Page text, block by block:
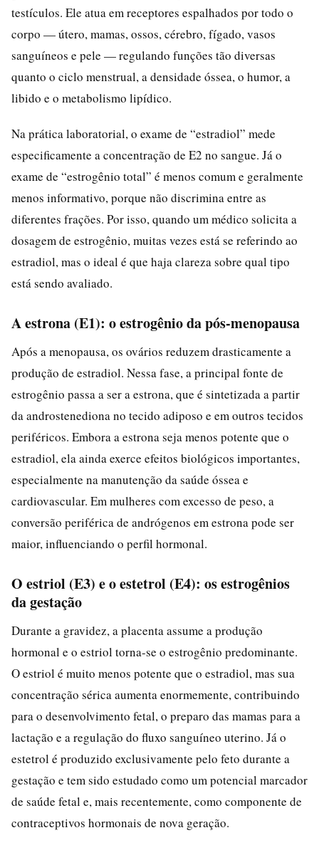
testículos. Ele atua em receptores espalhados por todo o
corpo — útero, mamas, ossos, cérebro, fígado, vasos
sanguíneos e pele — regulando funções tão diversas
quanto o ciclo menstrual, a densidade óssea, o humor, a
libido e o metabolismo lipídico.
Na prática laboratorial, o exame de “estradiol” mede
especificamente a concentração de E2 no sangue. Já o
exame de “estrogênio total” é menos comum e geralmente
menos informativo, porque não discrimina entre as
diferentes frações. Por isso, quando um médico solicita a
dosagem de estrogênio, muitas vezes está se referindo ao
estradiol, mas o ideal é que haja clareza sobre qual tipo
está sendo avaliado.
A estrona (E1): o estrogênio da pós-menopausa
Após a menopausa, os ovários reduzem drasticamente a
produção de estradiol. Nessa fase, a principal fonte de
estrogênio passa a ser a estrona, que é sintetizada a partir
da androstenediona no tecido adiposo e em outros tecidos
periféricos. Embora a estrona seja menos potente que o
estradiol, ela ainda exerce efeitos biológicos importantes,
especialmente na manutenção da saúde óssea e
cardiovascular. Em mulheres com excesso de peso, a
conversão periférica de andrógenos em estrona pode ser
maior, influenciando o perfil hormonal.
O estriol (E3) e o estetrol (E4): os estrogênios
da gestação
Durante a gravidez, a placenta assume a produção
hormonal e o estriol torna-se o estrogênio predominante.
O estriol é muito menos potente que o estradiol, mas sua
concentração sérica aumenta enormemente, contribuindo
para o desenvolvimento fetal, o preparo das mamas para a
lactação e a regulação do fluxo sanguíneo uterino. Já o
estetrol é produzido exclusivamente pelo feto durante a
gestação e tem sido estudado como um potencial marcador
de saúde fetal e, mais recentemente, como componente de
contraceptivos hormonais de nova geração.